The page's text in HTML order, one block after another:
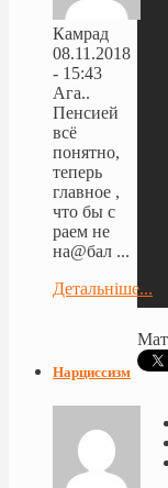
Камрад
08.11.2018
- 15:43
Ага..
Пенсией
всё
понятно,
теперь
главное ,
что бы с
раем не
на@бал ...
Детальніше...
Нарциссизм